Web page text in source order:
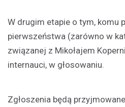
W drugim etapie o tym, komu
pierwszeństwa (zarówno w
związanej z Mikołajem
internauci, w głosowaniu.
Zgłoszenia będą